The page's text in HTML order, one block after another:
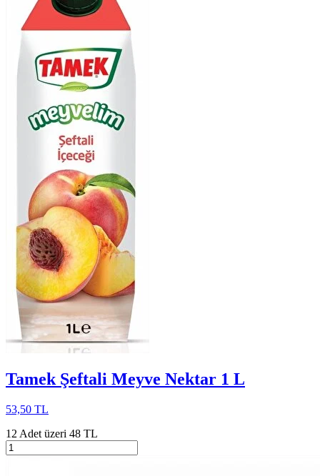
Tamek Şeftali Meyve Nektar 1 L
53,50 TL
12 Adet üzeri 48 TL